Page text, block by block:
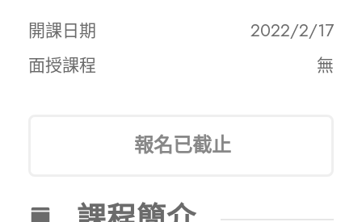
開課日期
2022/2/17
面授課程
無
報名已截止